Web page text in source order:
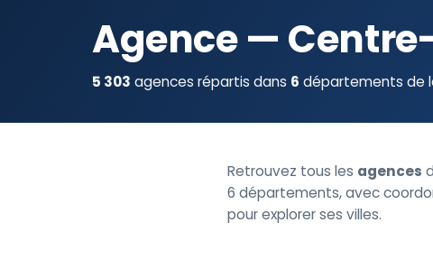
Agence —
5 303 agences répartis dans 6 départements de
Retrouvez tous les agences
6 départements, avec
pour explorer ses villes.